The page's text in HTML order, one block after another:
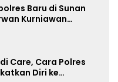
Baru di Sunan
Kurniawan
Care, Cara Polres
Diri ke